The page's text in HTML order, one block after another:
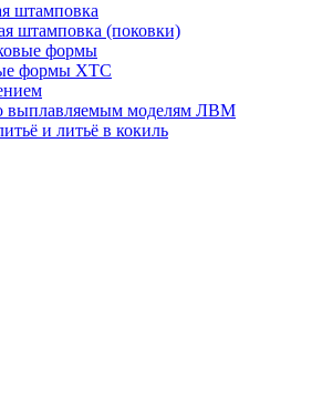
штамповка
штамповка (поковки)
формы
формы ХТС
выплавляемым моделям ЛВМ
и литьё в кокиль